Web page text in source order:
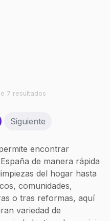
7 resultados
Siguiente
encontrar
de manera rápida
del hogar hasta
comunidades,
o tras reformas, aquí
variedad de